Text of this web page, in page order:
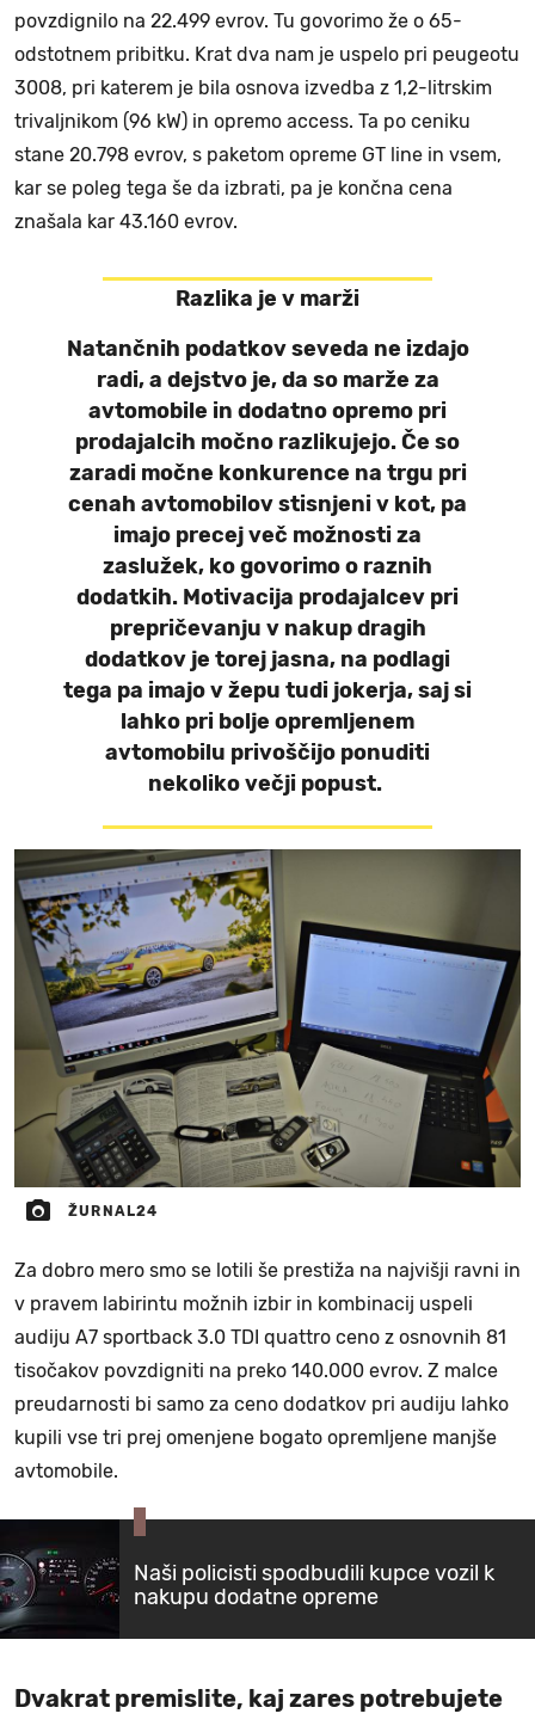
povzdignilo na 22.499 evrov. Tu govorimo že o 65-
odstotnem pribitku. Krat dva nam je uspelo pri peugeotu
3008, pri katerem je bila osnova izvedba z 1,2-litrskim
trivaljnikom (96 kW) in opremo access. Ta po ceniku
stane 20.798 evrov, s paketom opreme GT line in vsem,
kar se poleg tega še da izbrati, pa je končna cena
znašala kar 43.160 evrov.
Razlika je v marži
Natančnih podatkov seveda ne izdajo
radi, a dejstvo je, da so marže za
avtomobile in dodatno opremo pri
prodajalcih močno razlikujejo. Če so
zaradi močne konkurence na trgu pri
cenah avtomobilov stisnjeni v kot, pa
imajo precej več možnosti za
zaslužek, ko govorimo o raznih
dodatkih. Motivacija prodajalcev pri
prepričevanju v nakup dragih
dodatkov je torej jasna, na podlagi
tega pa imajo v žepu tudi jokerja, saj si
lahko pri bolje opremljenem
avtomobilu privoščijo ponuditi
nekoliko večji popust.
ŽURNAL24
Za dobro mero smo se lotili še prestiža na najvišji ravni in
v pravem labirintu možnih izbir in kombinacij uspeli
audiju A7 sportback 3.0 TDI quattro ceno z osnovnih 81
tisočakov povzdigniti na preko 140.000 evrov. Z malce
preudarnosti bi samo za ceno dodatkov pri audiju lahko
kupili vse tri prej omenjene bogato opremljene manjše
avtomobile.
Naši policisti spodbudili kupce vozil k
nakupu dodatne opreme
Dvakrat premislite, kaj zares potrebujete